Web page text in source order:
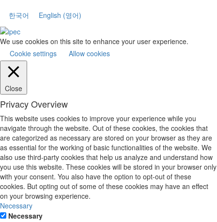
한국어 English (영어)
We use cookies on this site to enhance your user experience.
Cookie settings
Allow cookies
Close
Privacy Overview
This website uses cookies to improve your experience while you
navigate through the website. Out of these cookies, the cookies that
are categorized as necessary are stored on your browser as they are
as essential for the working of basic functionalities of the website. We
also use third-party cookies that help us analyze and understand how
you use this website. These cookies will be stored in your browser only
with your consent. You also have the option to opt-out of these
cookies. But opting out of some of these cookies may have an effect
on your browsing experience.
Necessary
Necessary